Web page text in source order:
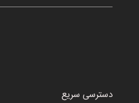
دسترسی سریع